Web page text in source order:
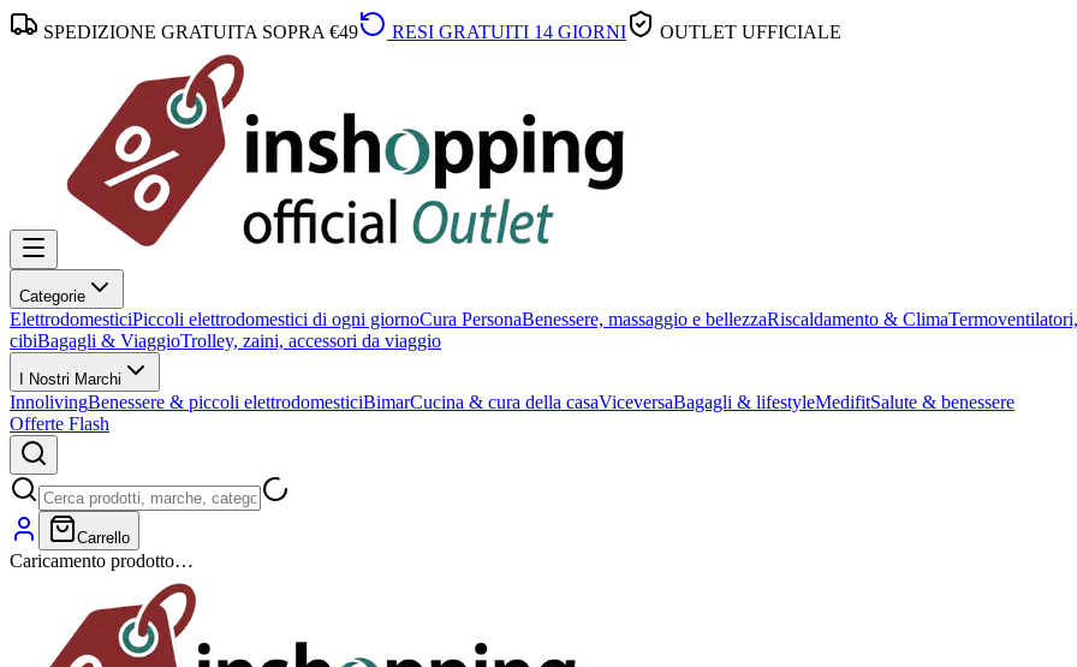
SPEDIZIONE GRATUITA SOPRA €49 RESI GRATUITI 14 GIORNI OUTLET UFFICIALE
Categorie
ElettrodomesticiPiccoli elettrodomestici di ogni giornoCura PersonaBenessere, massaggio e bellezzaRiscaldamento & Clima
cibiBagagli & ViaggioTrolley, zaini, accessori da viaggio
I Nostri Marchi
InnolivingBenessere & piccoli elettrodomesticiBimarCucina & cura della casaViceversaBagagli & lifestyleMedifitSalute & benessere
Offerte Flash
Carrello
Caricamento prodotto…